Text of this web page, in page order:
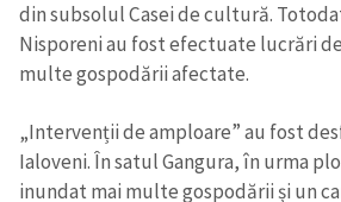
din subsolul Casei de cultură.
Nisporeni au fost efectuate lucrări
multe gospodării afectate.
„Intervenții de amploare” au fost
Ialoveni. În satul Gangura, în urma
inundat mai multe gospodării și un